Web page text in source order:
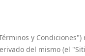
y
del mismo (el "Sitio